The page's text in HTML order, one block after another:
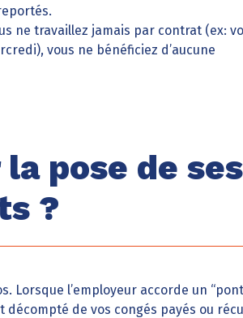
ne travaillez jamais par contrat (ex:
vous ne bénéficiez d’aucune
pose de ses
?
Lorsque l’employeur accorde un
de vos congés payés ou